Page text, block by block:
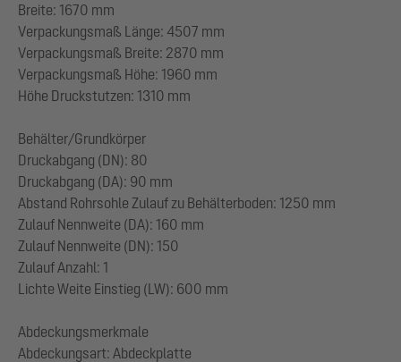
Breite: 1670 mm
Verpackungsmaß Länge: 4507 mm
Verpackungsmaß Breite: 2870 mm
Verpackungsmaß Höhe: 1960 mm
Höhe Druckstutzen: 1310 mm
Behälter/Grundkörper
Druckabgang (DN): 80
Druckabgang (DA): 90 mm
Abstand Rohrsohle Zulauf zu Behälterboden: 1250 mm
Zulauf Nennweite (DA): 160 mm
Zulauf Nennweite (DN): 150
Zulauf Anzahl: 1
Lichte Weite Einstieg (LW): 600 mm
Abdeckungsmerkmale
Abdeckungsart: Abdeckplatte